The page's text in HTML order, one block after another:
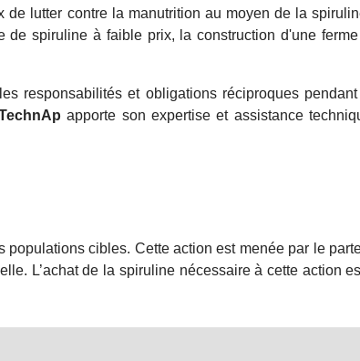
lutter contre la manutrition au moyen de la
spiruline à faible prix, la construction d'une
responsabilités et obligations réciproques
apporte son expertise et assistance
populations cibles. Cette action est menée par le
L’achat de la spiruline nécessaire à cette action